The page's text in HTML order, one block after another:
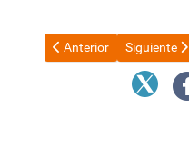
Artículo anterior: Milei
Anterior Artículo
Siguiente